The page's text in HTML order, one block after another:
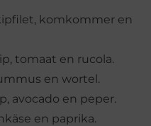
komkommer en
tomaat en rucola.
en wortel.
avocado en peper.
en paprika.